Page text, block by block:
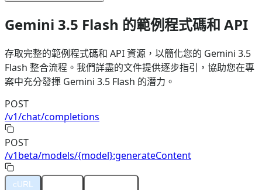
Gemini 3.5 Flash 的範例程式碼和 API
存取完整的範例程式碼和 API 資源，以簡化您的 Gemini 3.5
Flash 整合流程。我們詳盡的文件提供逐步指引，協助您在專
案中充分發揮 Gemini 3.5 Flash 的潛力。
POST
/v1/chat/completions
POST
/v1beta/models/{model}:generateContent
cURL